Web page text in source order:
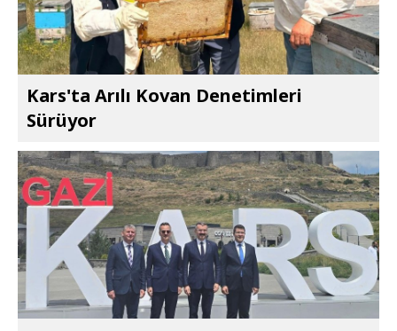
Kars'ta Arılı Kovan Denetimleri
Sürüyor